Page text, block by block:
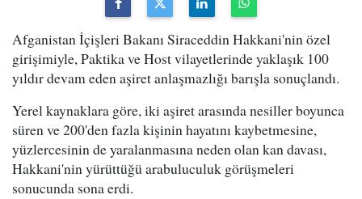
Afganistan İçişleri Bakanı Siraceddin Hakkani'nin özel
girişimiyle, Paktika ve Host vilayetlerinde yaklaşık 100
yıldır devam eden aşiret anlaşmazlığı barışla sonuçlandı.
Yerel kaynaklara göre, iki aşiret arasında nesiller boyunca
süren ve 200'den fazla kişinin hayatını kaybetmesine,
yüzlercesinin de yaralanmasına neden olan kan davası,
Hakkani'nin yürüttüğü arabuluculuk görüşmeleri
sonucunda sona erdi.